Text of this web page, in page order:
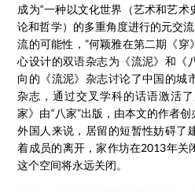
成为“一种以文化世界（艺术和艺
论和哲学）的多重角度进行的元交
流的可能性，”何颖雅在第二期《
心设计的双语杂志为《流泥》和《
向的《流泥》杂志讨论了中国的城
杂志，通过交叉学科的话语激活
家》由“八家”出版，由本文的作者
外国人来说，居留的短暂性妨碍了
着成员的离开，家作坊在2013年关
这个空间将永远关闭。